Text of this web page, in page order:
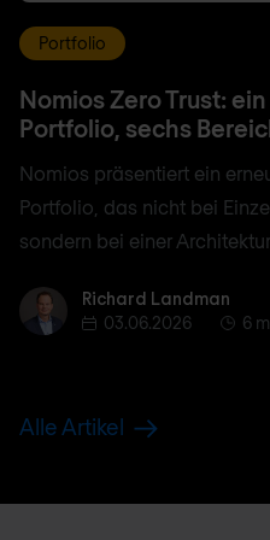
Portfolio
Nomios Zero Trust:
Portfolio, sechs
Nomios präsentiert ein
Portfolio, das nicht bei
sondern bei einer
Richard Landman
Richard Landman
03.06.2026
6
Alle Artikel